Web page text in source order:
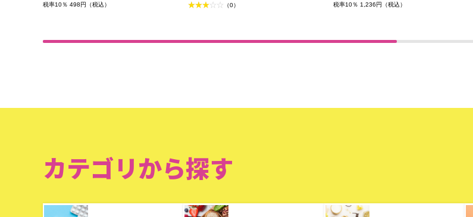
税率10％ 498円（税込）
（0）
税率10％ 1,236円（税込）
カテゴリから探す